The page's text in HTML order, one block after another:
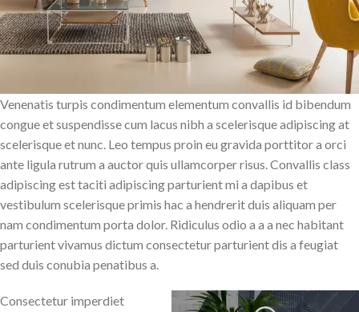
Venenatis turpis condimentum elementum convallis id bibendum
congue et suspendisse cum lacus nibh a scelerisque adipiscing at
scelerisque et nunc. Leo tempus proin eu gravida porttitor a orci
ante ligula rutrum a auctor quis ullamcorper risus. Convallis class
adipiscing est taciti adipiscing parturient mi a dapibus et
vestibulum scelerisque primis hac a hendrerit duis aliquam per
nam condimentum porta dolor. Ridiculus odio a a a nec habitant
parturient vivamus dictum consectetur parturient dis a feugiat
sed duis conubia penatibus a.
Consectetur imperdiet